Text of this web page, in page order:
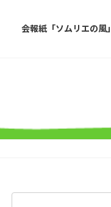
会報紙「ソムリエの風」